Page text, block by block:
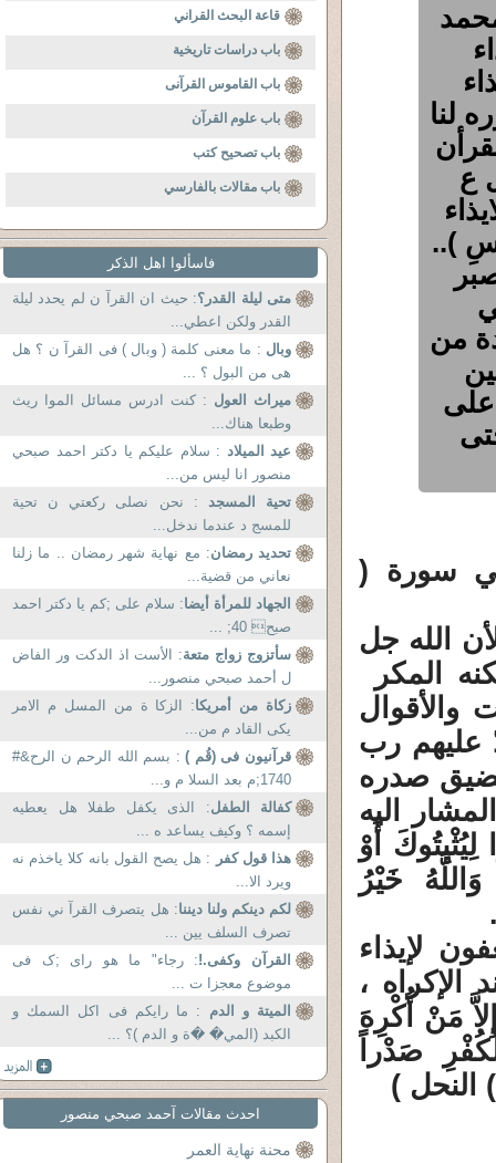
لنا
ع
)..
من
على
في سورة (
الله جل
المكر
والأقوال
عليهم رب
يضيق صدره
اليه
أَوْ
خَيْرُ
لإيذاء
،
مَنْ أُكْرِهَ
صَدْراً
قاعة البحث القراني
باب دراسات تاريخية
باب القاموس القرآنى
باب علوم القرآن
باب تصحيح كتب
باب مقالات بالفارسي
فاسألوا اهل الذكر
متى ليلة القدر؟: حيث ان القرآ ن لم يحدد ليلة
القدر ولكن اعطي...
وبال : ما معنى كلمة ( وبال ) فى القرآ ن ؟ هل
هى من البول ؟ ...
ميراث العول : كنت ادرس مسائل الموا ريث
وطبعا هناك...
عيد الميلاد : سلام عليکم يا دکتر احمد صبحي
منصور انا ليس من...
تحية المسجد : نحن نصلى ركعتي ن تحية
للمسج د عندما ندخل...
تحديد رمضان: مع نهاية شهر رمضان .. ما زلنا
نعاني من قضية...
الجهاد للمرأة أيضا: سلام علی ;کم یا دکتر احمد
صبح 40; ...
سأتزوج زواج متعة: الأست اذ الدكت ور الفاض
ل أحمد صبحي منصور...
زكاة من أمريكا: الزكا ة من المسل م الامر
يكى القاد م من...
قرآنيون فى (قُم ) : بسم الله الرحم ن الرح&#
1740;م بعد السلا م و...
كفالة الطفل: الذى يكفل طفلا هل يعطيه
إسمه ؟ وكيف يساعد ه ...
هذا قول كفر : هل يصح القول بانه كلا ياخذم نه
ويرد الا...
لكم دينكم ولنا ديننا: هل يتصرف القرآ ني نفس
تصرف السلف يين ...
القرآن وكفى.!: رجاء" ما هو رای ;ک فی
موضوع معجزا ت ...
الميتة و الدم : ما رايكم فى اكل السمك و
الكبد (المي� �ة و الدم )؟ ...
احدث مقالات آحمد صبحي منصور
محنة نهاية العمر